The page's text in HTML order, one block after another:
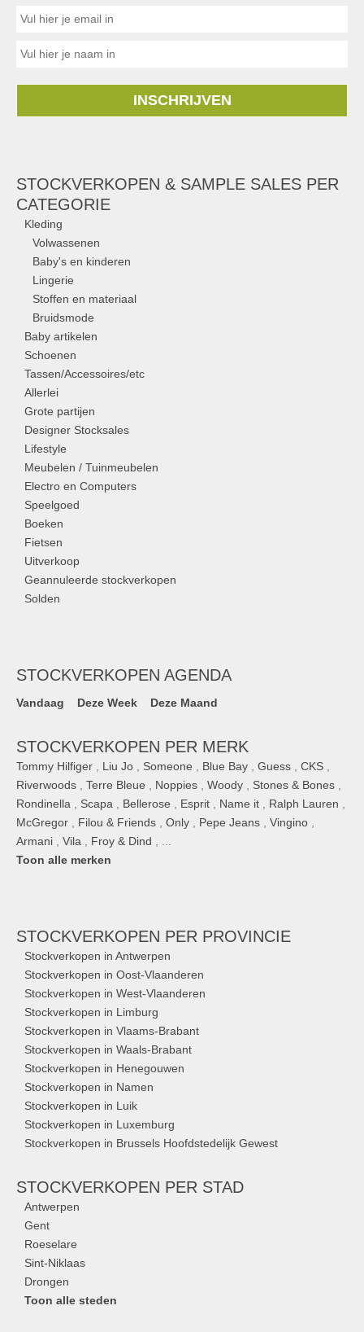
INSCHRIJVEN
STOCKVERKOPEN & SAMPLE SALES PER
CATEGORIE
Kleding
Volwassenen
Baby's en kinderen
Lingerie
Stoffen en materiaal
Bruidsmode
Baby artikelen
Schoenen
Tassen/Accessoires/etc
Allerlei
Grote partijen
Designer Stocksales
Lifestyle
Meubelen / Tuinmeubelen
Electro en Computers
Speelgoed
Boeken
Fietsen
Uitverkoop
Geannuleerde stockverkopen
Solden
STOCKVERKOPEN AGENDA
Vandaag Deze Week Deze Maand
STOCKVERKOPEN PER MERK
Tommy Hilfiger , Liu Jo , Someone , Blue Bay , Guess , CKS ,
Riverwoods , Terre Bleue , Noppies , Woody , Stones & Bones ,
Rondinella , Scapa , Bellerose , Esprit , Name it , Ralph Lauren ,
McGregor , Filou & Friends , Only , Pepe Jeans , Vingino ,
Armani , Vila , Froy & Dind , ...
Toon alle merken
STOCKVERKOPEN PER PROVINCIE
Stockverkopen in Antwerpen
Stockverkopen in Oost-Vlaanderen
Stockverkopen in West-Vlaanderen
Stockverkopen in Limburg
Stockverkopen in Vlaams-Brabant
Stockverkopen in Waals-Brabant
Stockverkopen in Henegouwen
Stockverkopen in Namen
Stockverkopen in Luik
Stockverkopen in Luxemburg
Stockverkopen in Brussels Hoofdstedelijk Gewest
STOCKVERKOPEN PER STAD
Antwerpen
Gent
Roeselare
Sint-Niklaas
Drongen
Toon alle steden